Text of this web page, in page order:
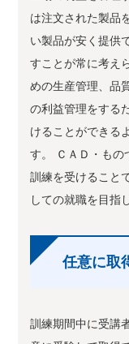
は注文された製品
い製品が安く提供
すことが常に考え
めの生産管理、品
の利益管理をする
けることができる
す。 ＣＡＤ・もの
訓練を受けること
しての就職を目指
任意に取
訓練期間中に受講